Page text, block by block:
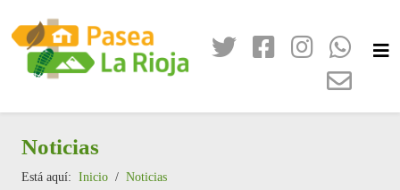
Noticias
Está aquí: Inicio
Noticias